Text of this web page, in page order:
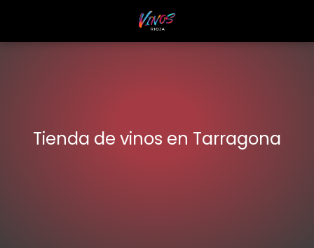
Tienda de vinos en Tarragona